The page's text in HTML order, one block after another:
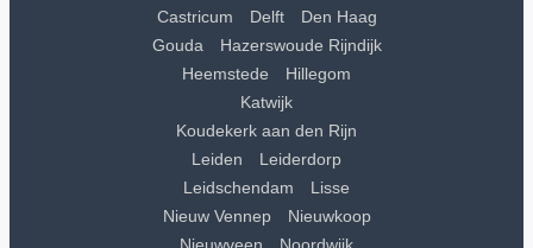
Castricum
Delft
Den Haag
Gouda
Hazerswoude Rijndijk
Heemstede
Hillegom
Katwijk
Koudekerk aan den Rijn
Leiden
Leiderdorp
Leidschendam
Lisse
Nieuw Vennep
Nieuwkoop